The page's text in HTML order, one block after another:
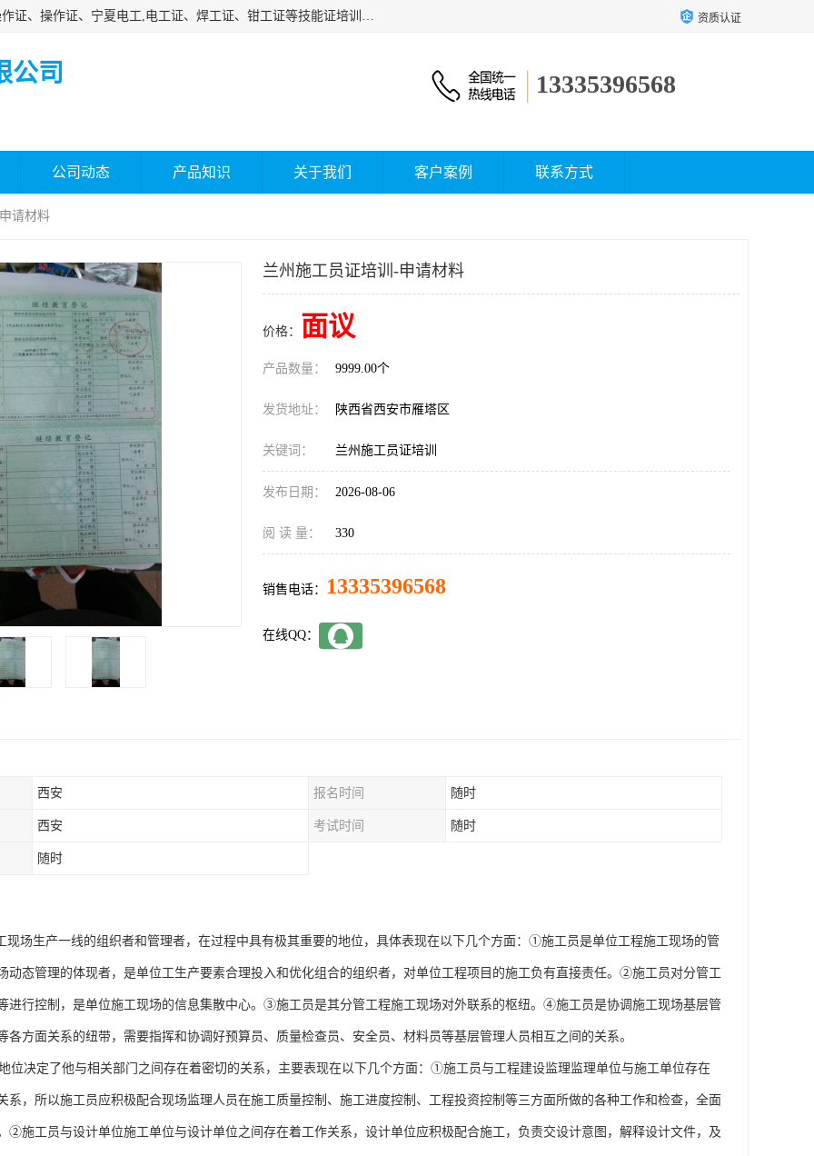
杰森教育专业提供电工证报名、安全员报名考试、特种作业操作证、操作证、宁夏电工,电工证、焊工证、钳工证等技能证培训课程。 资质认证
公司 13335396568
公司动态 产品知识 关于我们 客户案例 联系方式
请材料
兰州施工员证培训-申请材料
价格： 面议
产品数量： 9999.00个
发货地址： 陕西省西安市雁塔区
关键词： 兰州施工员证培训
发布日期： 2026-08-06
阅 读 量： 330
销售电话： 13335396568
在线QQ：
西安 报名时间 随时
西安 考试时间 随时
随时
场生产一线的组织者和管理者，在过程中具有极其重要的地位，具体表现在以下几个方面：①施工员是单位工程施工现场的管
动态管理的体现者，是单位工生产要素合理投入和优化组合的组织者，对单位工程项目的施工负有直接责任。②施工员对分管工
进行控制，是单位施工现场的信息集散中心。③施工员是其分管工程施工现场对外联系的枢纽。④施工员是协调施工现场基层管
各方面关系的纽带，需要指挥和协调好预算员、质量检查员、安全员、材料员等基层管理人员相互之间的关系。
位决定了他与相关部门之间存在着密切的关系，主要表现在以下几个方面：①施工员与工程建设监理监理单位与施工单位存在
系，所以施工员应积极配合现场监理人员在施工质量控制、施工进度控制、工程投资控制等三方面所做的各种工作和检查，全面
②施工员与设计单位施工单位与设计单位之间存在着工作关系，设计单位应积极配合施工，负责交设计意图，解释设计文件，及